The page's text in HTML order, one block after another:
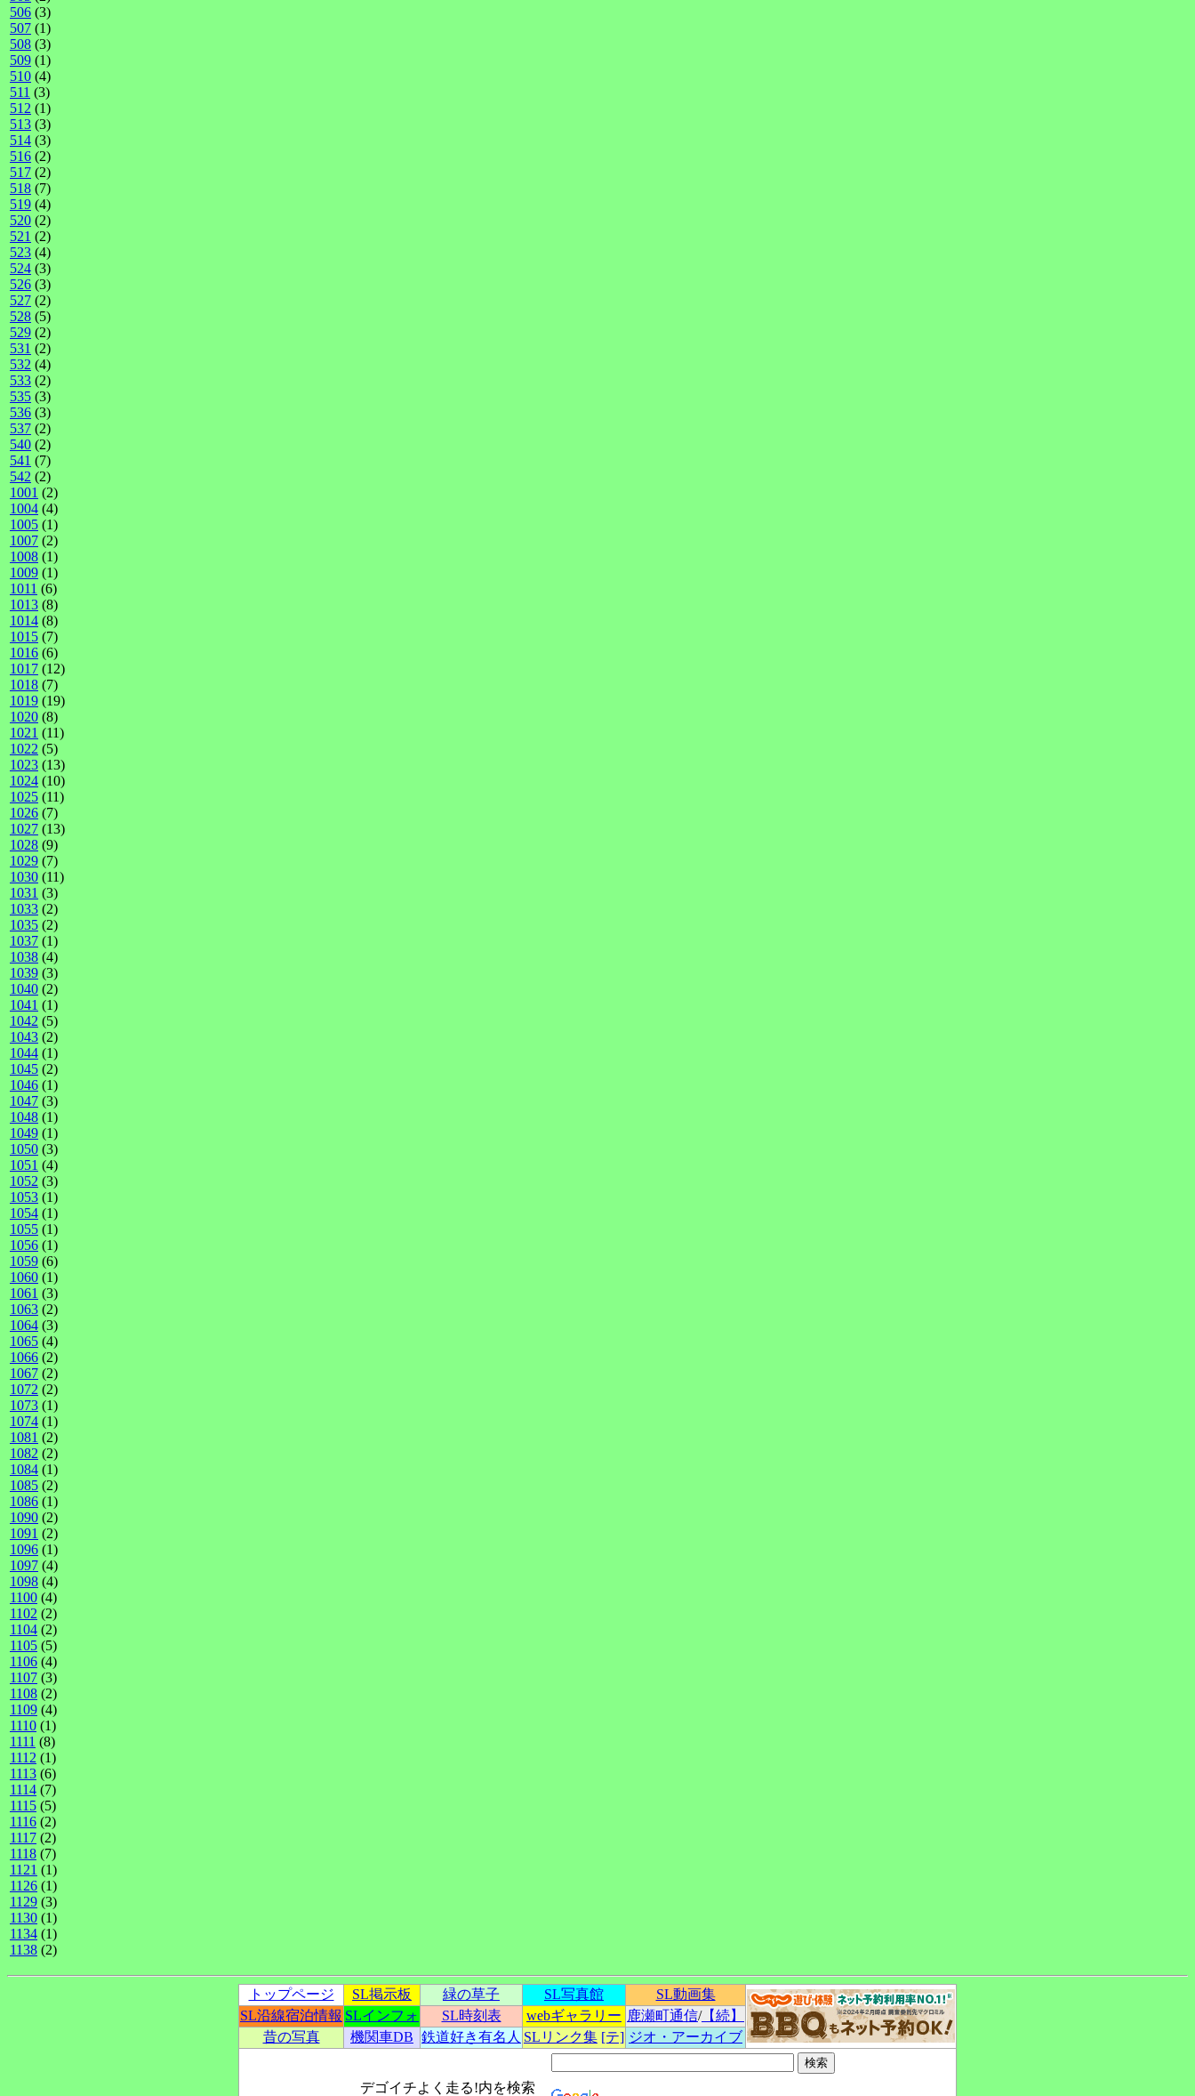
506 (3)
507 (1)
508 (3)
509 (1)
510 (4)
511 (3)
512 (1)
513 (3)
514 (3)
516 (2)
517 (2)
518 (7)
519 (4)
520 (2)
521 (2)
523 (4)
524 (3)
526 (3)
527 (2)
528 (5)
529 (2)
531 (2)
532 (4)
533 (2)
535 (3)
536 (3)
537 (2)
540 (2)
541 (7)
542 (2)
1001 (2)
1004 (4)
1005 (1)
1007 (2)
1008 (1)
1009 (1)
1011 (6)
1013 (8)
1014 (8)
1015 (7)
1016 (6)
1017 (12)
1018 (7)
1019 (19)
1020 (8)
1021 (11)
1022 (5)
1023 (13)
1024 (10)
1025 (11)
1026 (7)
1027 (13)
1028 (9)
1029 (7)
1030 (11)
1031 (3)
1033 (2)
1035 (2)
1037 (1)
1038 (4)
1039 (3)
1040 (2)
1041 (1)
1042 (5)
1043 (2)
1044 (1)
1045 (2)
1046 (1)
1047 (3)
1048 (1)
1049 (1)
1050 (3)
1051 (4)
1052 (3)
1053 (1)
1054 (1)
1055 (1)
1056 (1)
1059 (6)
1060 (1)
1061 (3)
1063 (2)
1064 (3)
1065 (4)
1066 (2)
1067 (2)
1072 (2)
1073 (1)
1074 (1)
1081 (2)
1082 (2)
1084 (1)
1085 (2)
1086 (1)
1090 (2)
1091 (2)
1096 (1)
1097 (4)
1098 (4)
1100 (4)
1102 (2)
1104 (2)
1105 (5)
1106 (4)
1107 (3)
1108 (2)
1109 (4)
1110 (1)
1111 (8)
1112 (1)
1113 (6)
1114 (7)
1115 (5)
1116 (2)
1117 (2)
1118 (7)
1121 (1)
1126 (1)
1129 (3)
1130 (1)
1134 (1)
1138 (2)
トップページ SL掲示板 緑の草子 SL写真館
SL動画集
SL沿線宿泊情報 SLインフォ SL時刻表 webギャラリー 鹿瀬町通信/【続】
昔の写真
機関車DB 鉄道好き有名人 SLリンク集 [テ] ジオ・アーカイブ
デゴイチよく走る!内を検索